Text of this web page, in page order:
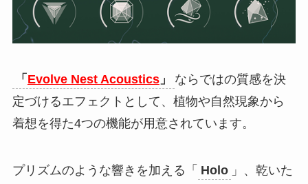
「 Evolve Nest Acoustics」
ならではの質感を決
定づけるエフェクトとして、植物や自然現象から
着想を得た4つの機能が用意されています。
プリズムのような響きを加える「 Holo 」、乾いた